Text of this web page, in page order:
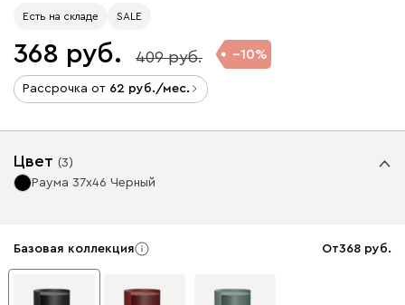
Есть на складе SALE
368 409 10
Рассрочка от 62 /мес.
Цвет (3)
Раума 37x46 Черный
Базовая коллекция От368